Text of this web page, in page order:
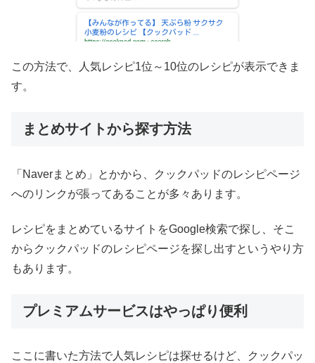
この方法で、人気レシピ1位～10位のレシピが表示できま
す。
まとめサイトから探す方法
「Naverまとめ」とかから、クックパッドのレシピページ
へのリンクが張ってあることが多々あります。
レシピをまとめているサイトをGoogle検索で探し、そこ
からクックパッドのレシピページを探し出すというやり方
もあります。
プレミアムサービスはやっぱり便利
ここに書いた方法で人気レシピは探せるけど、クックパッ